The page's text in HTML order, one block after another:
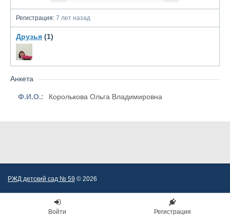
Регистрация: 7 лет назад
Друзья (1)
Анкета
Ф.И.О.: Королькова Ольга Владимировна
РЖД детский сад № 59 © 2026
Войти Регистрация